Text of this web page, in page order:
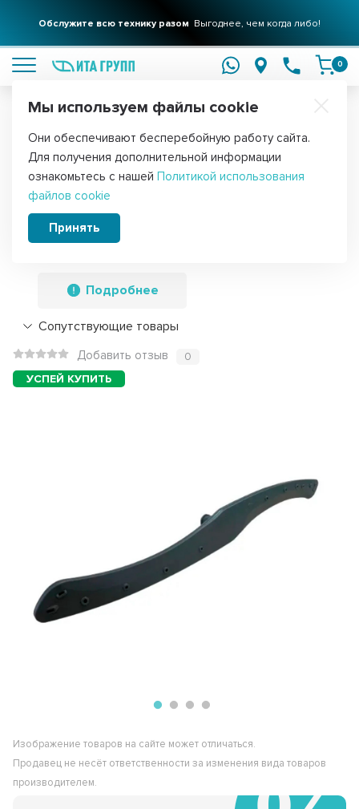
Обслужите всю технику разом Выгоднее, чем когда либо!
0
Главная Запчасти для посудомоечных машин
Нижний разбрызгиватель (импеллер,
лопасть) для посудомоечной машины
Midea, Candy, Hansa 435 мм,
49037454, 103627
Подробнее
Сопутствующие товары
Добавить отзыв 0
Изображение товаров на сайте может отличаться.
Продавец не несёт ответственности за изменения вида товаров
производителем.
Мы используем файлы cookie
Они обеспечивают бесперебойную работу сайта.
Для получения дополнительной информации
ознакомьтесь с нашей Политикой использования
файлов cookie
Принять